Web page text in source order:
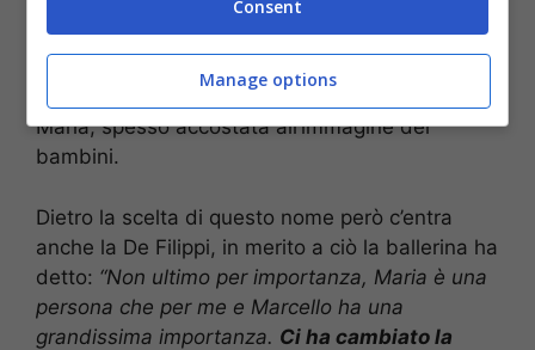
Maria, il motivo? La loro scelta riguarda anche
Maria De Filippi, ai follower ha spiegato che
anche se loro non sono praticanti il nome Maria
è molto importante. Infatti è quello della Vergine
Maria, spesso accostata all’immagine dei
bambini.
Dietro la scelta di questo nome però c’entra
anche la De Filippi, in merito a ciò la ballerina ha
detto: “Non ultimo per importanza, Maria è una
persona che per me e Marcello ha una
grandissima importanza. Ci ha cambiato la
Consent
Manage options